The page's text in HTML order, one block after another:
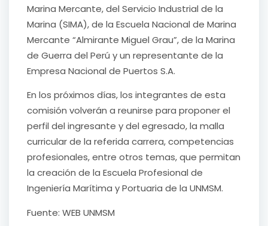
Marina Mercante, del Servicio Industrial de la
Marina (SIMA), de la Escuela Nacional de Marina
Mercante “Almirante Miguel Grau”, de la Marina
de Guerra del Perú y un representante de la
Empresa Nacional de Puertos S.A.
En los próximos días, los integrantes de esta
comisión volverán a reunirse para proponer el
perfil del ingresante y del egresado, la malla
curricular de la referida carrera, competencias
profesionales, entre otros temas, que permitan
la creación de la Escuela Profesional de
Ingeniería Marítima y Portuaria de la UNMSM.
Fuente: WEB UNMSM